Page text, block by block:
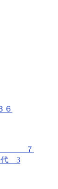
６
た ７
代 3